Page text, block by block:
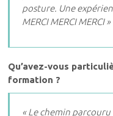
posture. Une
MERCI MERCI MERCI
Qu’avez-vous
formation ?
« Le chemin